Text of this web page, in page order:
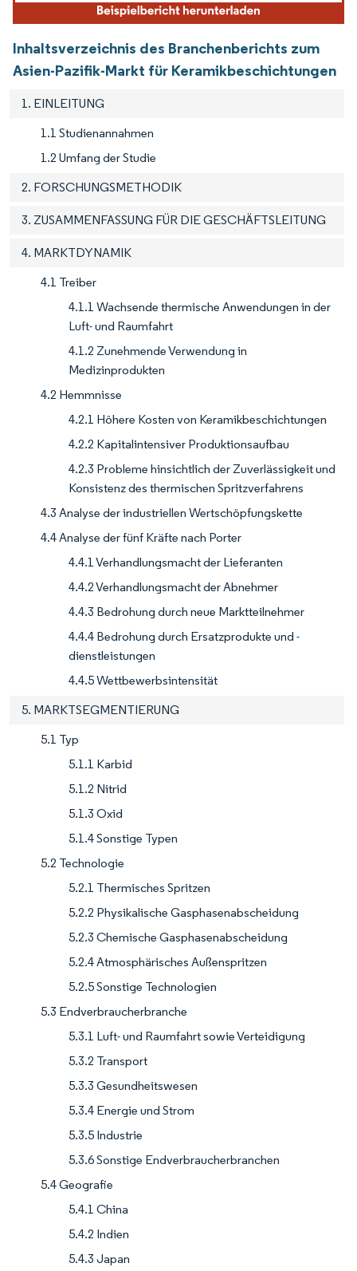
Inhaltsverzeichnis des Branchenberichts zum
Asien-Pazifik-Markt für Keramikbeschichtungen
1. EINLEITUNG
1.1 Studienannahmen
1.2 Umfang der Studie
2. FORSCHUNGSMETHODIK
3. ZUSAMMENFASSUNG FÜR DIE GESCHÄFTSLEITUNG
4. MARKTDYNAMIK
4.1 Treiber
4.1.1 Wachsende thermische Anwendungen in der
Luft- und Raumfahrt
4.1.2 Zunehmende Verwendung in
Medizinprodukten
4.2 Hemmnisse
4.2.1 Höhere Kosten von Keramikbeschichtungen
4.2.2 Kapitalintensiver Produktionsaufbau
4.2.3 Probleme hinsichtlich der Zuverlässigkeit und
Konsistenz des thermischen Spritzverfahrens
4.3 Analyse der industriellen Wertschöpfungskette
4.4 Analyse der fünf Kräfte nach Porter
4.4.1 Verhandlungsmacht der Lieferanten
4.4.2 Verhandlungsmacht der Abnehmer
4.4.3 Bedrohung durch neue Marktteilnehmer
4.4.4 Bedrohung durch Ersatzprodukte und -
dienstleistungen
4.4.5 Wettbewerbsintensität
5. MARKTSEGMENTIERUNG
5.1 Typ
5.1.1 Karbid
5.1.2 Nitrid
5.1.3 Oxid
5.1.4 Sonstige Typen
5.2 Technologie
5.2.1 Thermisches Spritzen
5.2.2 Physikalische Gasphasenabscheidung
5.2.3 Chemische Gasphasenabscheidung
5.2.4 Atmosphärisches Außenspritzen
5.2.5 Sonstige Technologien
5.3 Endverbraucherbranche
5.3.1 Luft- und Raumfahrt sowie Verteidigung
5.3.2 Transport
5.3.3 Gesundheitswesen
5.3.4 Energie und Strom
5.3.5 Industrie
5.3.6 Sonstige Endverbraucherbranchen
5.4 Geografie
5.4.1 China
5.4.2 Indien
5.4.3 Japan